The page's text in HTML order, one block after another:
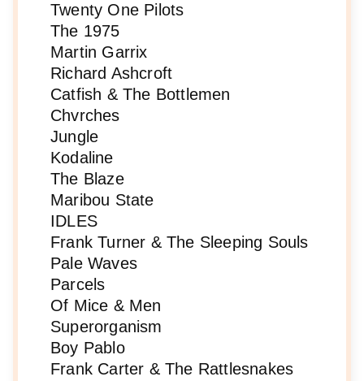
Twenty One Pilots
The 1975
Martin Garrix
Richard Ashcroft
Catfish & The Bottlemen
Chvrches
Jungle
Kodaline
The Blaze
Maribou State
IDLES
Frank Turner & The Sleeping Souls
Pale Waves
Parcels
Of Mice & Men
Superorganism
Boy Pablo
Frank Carter & The Rattlesnakes